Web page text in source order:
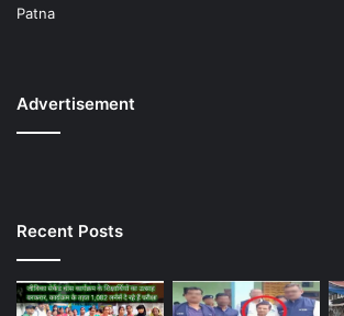
Patna
Advertisement
Recent Posts